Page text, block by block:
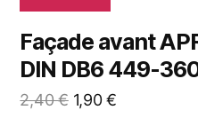
Façade avant
DIN DB6 449-
2,40€ Le
1,90€Le